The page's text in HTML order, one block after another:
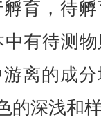
育，待
有待测
离的成
的深浅和